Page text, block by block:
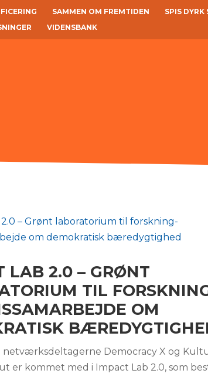
SAMMEN OM FREMTIDEN SPIS DYRK
VIDENSBANK
LAB 2.0 – GRØNT
TIL
OM
netværksdeltagerne Democracy X og
er kommet med i Impact Lab 2.0, som